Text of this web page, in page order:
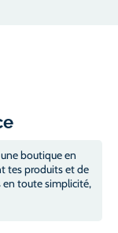
boutique en
tes produits et de
en toute simplicité,